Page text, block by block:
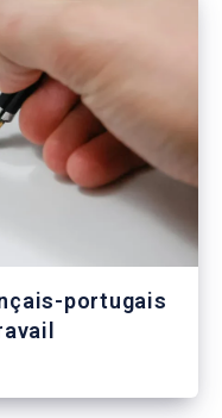
portugais